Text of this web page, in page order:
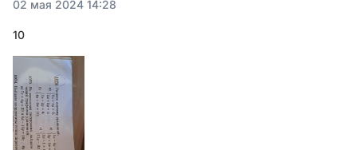
02 мая 2024 14:28
10